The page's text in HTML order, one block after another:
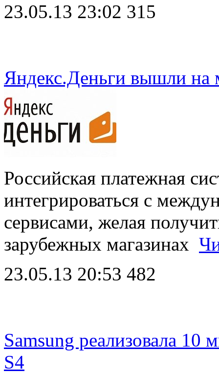
23.05.13 23:02 315
Яндекс.Деньги вышли
Российская платежная
интегрироваться с
сервисами, желая
зарубежных магазинах
23.05.13 20:53 482
Samsung реализовала 10
S4